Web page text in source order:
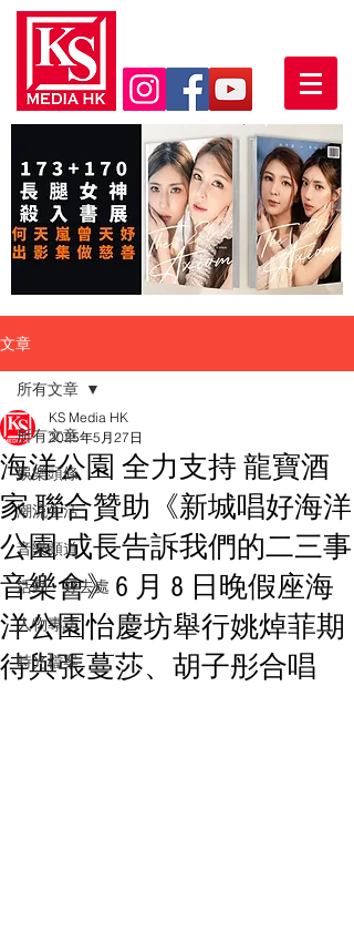
文章
所有文章
娛樂頭條
潮流生活
音樂頻道
活動・好去處
人物專訪
時光檔案
所有文章
海洋公園 全力支持 龍寶酒
家 聯合贊助《新城唱好海洋
公園 成長告訴我們的二三事
音樂會》6 月 8 日晚假座海
洋公園怡慶坊舉行姚焯菲期
待與張蔓莎、胡子彤合唱
KS Media HK
2025年5月27日